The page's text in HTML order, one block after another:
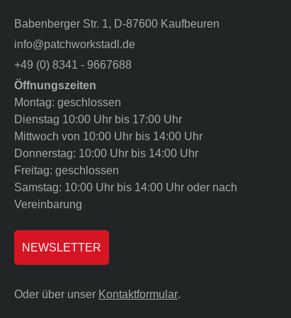
Babenberger Str. 1, D-87600 Kaufbeuren
info@patchworkstadl.de
+49 (0) 8341 - 9667688
Öffnungszeiten
Montag: geschlossen
Dienstag 10:00 Uhr bis 17:00 Uhr
Mittwoch von 10:00 Uhr bis 14:00 Uhr
Donnerstag: 10:00 Uhr bis 14:00 Uhr
Freitag: geschlossen
Samstag: 10:00 Uhr bis 14:00 Uhr oder nach
Vereinbarung
NEWSLETTER
Oder über unser Kontaktformular.